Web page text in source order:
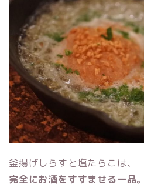
釜揚げしらすと塩たらこは、
完全にお酒をすすませる一品。